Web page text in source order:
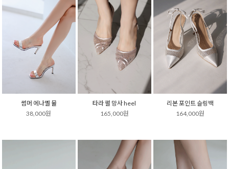
썸머 에나멜 뮬
38,000원
타라 펄 망사 heel
165,000원
리본 포인트 슬링백
164,000원